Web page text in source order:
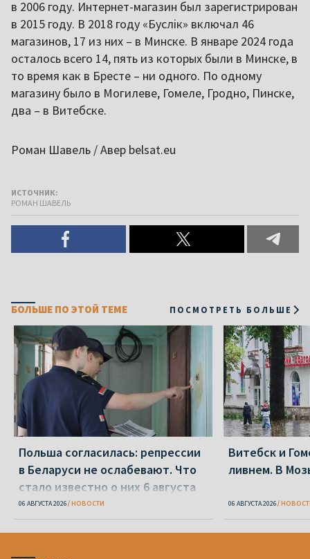
в 2006 году. Интернет-магазин был зарегистрирован
в 2015 году. В 2018 году «Буслік» включал 46
магазинов, 17 из них – в Минске. В январе 2024 года
осталось всего 14, пять из которых были в Минске, в
то время как в Бресте – ни одного. По одному
магазину было в Могилеве, Гомеле, Гродно, Пинске,
два – в Витебске.
Роман Шавель / Авер belsat.eu
ИСТОЧНИК:
РОМАН ШАВЕЛЬ
БОЛЬШЕ ПО ЭТОЙ ТЕМЕ ПОСМОТРЕТЬ БОЛЬШЕ
Польша согласилась: репрессии
в Беларуси не ослабевают. Что
стало известно о них 6 августа
06 АВГУСТА 2026 НОВОСТИ
Витебск и
ливнем. В
06 АВГУСТА 2026